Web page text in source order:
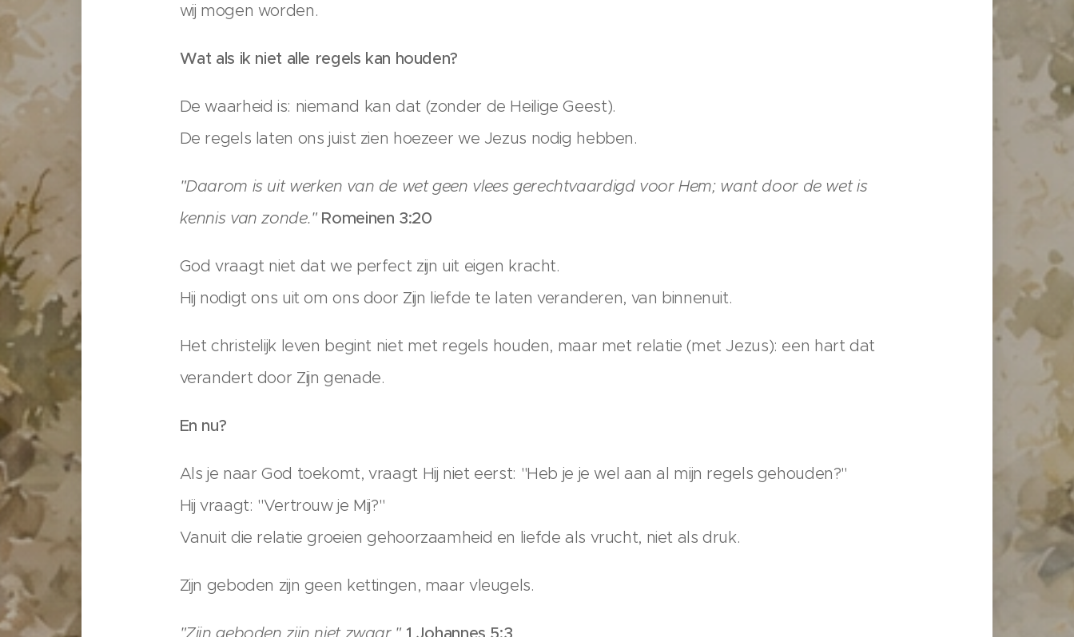
wij mogen worden.
Wat als ik niet alle regels kan houden?
De waarheid is: niemand kan dat (zonder de Heilige Geest).
De regels laten ons juist zien hoezeer we Jezus nodig hebben.
"Daarom is uit werken van de wet geen vlees gerechtvaardigd voor Hem; want door de wet is
kennis van zonde." Romeinen 3:20
God vraagt niet dat we perfect zijn uit eigen kracht.
Hij nodigt ons uit om ons door Zijn liefde te laten veranderen, van binnenuit.
Het christelijk leven begint niet met regels houden, maar met relatie (met Jezus): een hart dat
verandert door Zijn genade.
En nu?
Als je naar God toekomt, vraagt Hij niet eerst: "Heb je je wel aan al mijn regels gehouden?"
Hij vraagt: "Vertrouw je Mij?"
Vanuit die relatie groeien gehoorzaamheid en liefde als vrucht, niet als druk.
Zijn geboden zijn geen kettingen, maar vleugels.
"Zijn geboden zijn niet zwaar."